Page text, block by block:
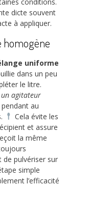
conditions.
dicte souvent
à appliquer.
homogène
uniforme
dans un peu
le litre.
agitateur
au
Cela évite les
et assure
la même
de pulvériser sur
simple
l’efficacité